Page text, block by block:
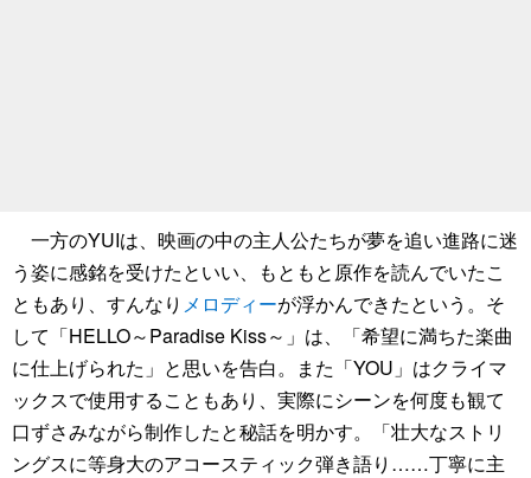
一方のYUIは、映画の中の主人公たちが夢を追い進路に迷
う姿に感銘を受けたといい、もともと原作を読んでいたこ
ともあり、すんなり メロディーが浮かんできたという。そ
して「HELLO～Paradise Kiss～」は、「希望に満ちた楽曲
に仕上げられた」と思いを告白。また「YOU」はクライマ
ックスで使用することもあり、実際にシーンを何度も観て
口ずさみながら制作したと秘話を明かす。「壮大なストリ
ングスに等身大のアコースティック弾き語り……丁寧に主